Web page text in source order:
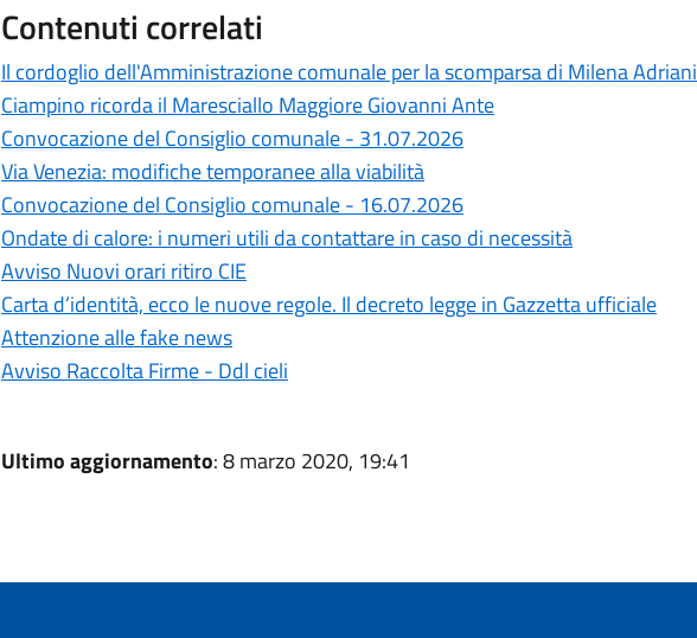
Contenuti correlati
Il cordoglio dell'Amministrazione comunale per la scomparsa di Milena Adriani
Ciampino ricorda il Maresciallo Maggiore Giovanni Ante
Convocazione del Consiglio comunale - 31.07.2026
Via Venezia: modifiche temporanee alla viabilità
Convocazione del Consiglio comunale - 16.07.2026
Ondate di calore: i numeri utili da contattare in caso di necessità
Avviso Nuovi orari ritiro CIE
Carta d’identità, ecco le nuove regole. Il decreto legge in Gazzetta ufficiale
Attenzione alle fake news
Avviso Raccolta Firme - Ddl cieli
Ultimo aggiornamento: 8 marzo 2020, 19:41